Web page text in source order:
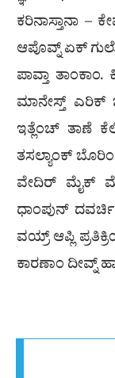
ಕರಿನಾಸ್ತಾನಾ
ಆಪೊವ್ನ್ ಏಕ್
ಪಾವ್ತಾ
ಮಾನೇಸ್ತ್ ಎರಿಕ್
ಇತ್ಲೆಂಚ್ ತಾಣೆ
ತಸಲ್ಯಾಂಕ್
ವೇದಿರ್ ಮೈಕ್
ಧಾಂಪುನ್
ವಯ್ರ್ ಆಪ್ಲಿ
ಕಾರಣಾಂ ದೀವ್ನ್